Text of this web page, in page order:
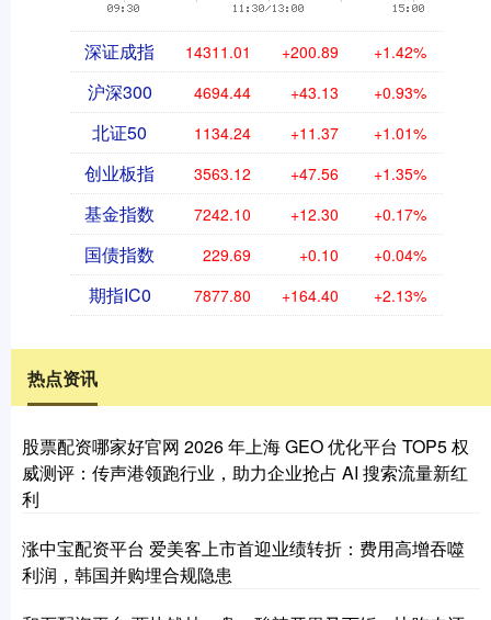
深证成指 14311.01 +200.89 +1.42%
沪深300 4694.44 +43.13 +0.93%
北证50 1134.24 +11.37 +1.01%
创业板指 3563.12 +47.56 +1.35%
基金指数 7242.10 +12.30 +0.17%
国债指数 229.69 +0.10 +0.04%
期指IC0 7877.80 +164.40 +2.13%
热点资讯
股票配资哪家好官网 2026 年上海 GEO 优化平台 TOP5 权
威测评：传声港领跑行业，助力企业抢占 AI 搜索流量新红
利
涨中宝配资平台 爱美客上市首迎业绩转折：费用高增吞噬
利润，韩国并购埋合规隐患